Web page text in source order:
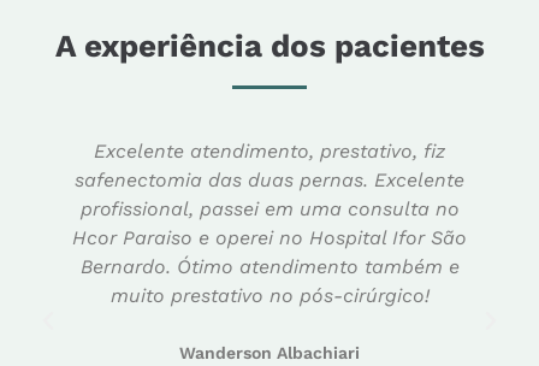
A experiência dos pacientes
Excelente atendimento, prestativo, fiz
safenectomia das duas pernas. Excelente
profissional, passei em uma consulta no
Hcor Paraiso e operei no Hospital Ifor São
Bernardo. Ótimo atendimento também e
muito prestativo no pós-cirúrgico!
Wanderson Albachiari